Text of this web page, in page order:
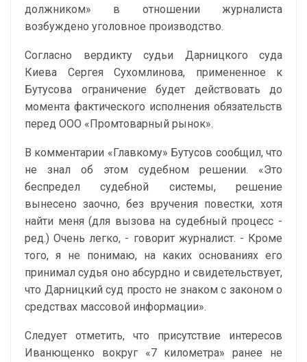
должником» в отношении журналиста
возбуждено уголовное производство.
Согласно вердикту судьи Дарницкого суда
Киева Сергея Сухомлинова, примененное к
Бутусова ограничение будет действовать до
момента фактического исполнения обязательств
перед ООО «Промтоварный рынок».
В комментарии «Главкому» Бутусов сообщил, что
не знал об этом судебном решении. «Это
беспредел судебной системы, решение
вынесено заочно, без вручения повестки, хотя
найти меня (для вызова на судебный процесс -
ред.) Очень легко, - говорит журналист. - Кроме
того, я не понимаю, на каких основаниях его
принимал судья оно абсурдно и свидетельствует,
что Дарницкий суд просто не знаком с законом о
средствах массовой информации».
Следует отметить, что присутствие интересов
Иванющенко вокруг «7 километра» ранее не